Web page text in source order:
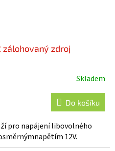
zálohovaný zdroj
Skladem
Do košíku
pro napájení libovolného
12V.